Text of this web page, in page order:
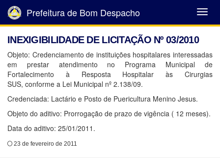
Abrir
Menu
Prefeitura de Bom Despacho
INEXIGIBILIDADE DE LICITAÇÃO Nº 03/2010
Objeto: Credenciamento de instituições hospitalares interessadas
em prestar atendimento no Programa Municipal de
Fortalecimento à Resposta Hospitalar às Cirurgias
SUS, conforme a Lei Municipal nº 2.138/09.
Credenciada: Lactário e Posto de Puericultura Menino Jesus.
Objeto do aditivo: Prorrogação de prazo de vigência ( 12 meses).
Data do aditivo: 25/01/2011.
23 de fevereiro de 2011